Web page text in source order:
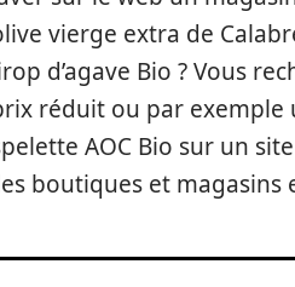
vierge extra de
d’agave Bio ? Vous
réduit ou par
AOC Bio sur un
boutiques et